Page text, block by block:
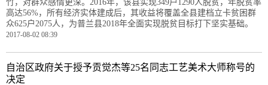
竹，对群众感情更深。2016年，该县实现349户1290人脱贫，年脱贫率
高达56%，所有经济实体建成后，其收益将覆盖全县建档立卡贫困群
众625户2075人，为普兰县2018年全面实现脱贫目标打下坚实基础。
2017-08-02 08:39
自治区政府关于授予贡觉杰等25名同志工艺美术大师称号的
决定